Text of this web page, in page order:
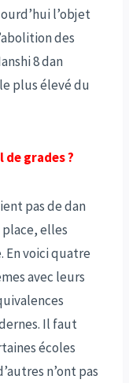
l’objet
des
8 dan
plus élevé du
grades ?
pas de dan
elles
voici quatre
avec leurs
Il faut
écoles
n’ont pas